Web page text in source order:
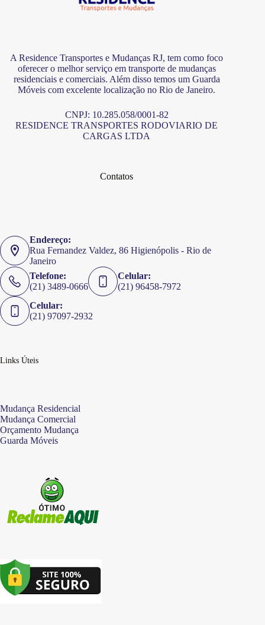
A Residence Transportes e Mudanças RJ, tem como foco
oferecer o melhor serviço em transporte de mudanças
residenciais e comerciais. Além disso temos um Guarda
Móveis com excelente localização no Rio de Janeiro.
CNPJ: 10.285.058/0001-82
RESIDENCE TRANSPORTES RODOVIARIO DE
CARGAS LTDA
Contatos
Endereço:
Rua Fernandez Valdez, 86 Higienópolis - Rio de
Janeiro
Telefone:
(21) 3489-0666
Celular:
(21) 96458-7972
Celular:
(21) 97097-2932
Links Úteis
Mudança Residencial
Mudança Comercial
Orçamento Mudança
Guarda Móveis